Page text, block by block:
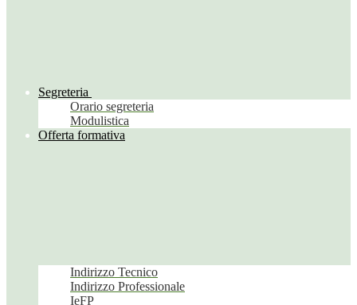
Segreteria
Orario segreteria
Modulistica
Offerta formativa
Indirizzo Tecnico
Indirizzo Professionale
IeFP